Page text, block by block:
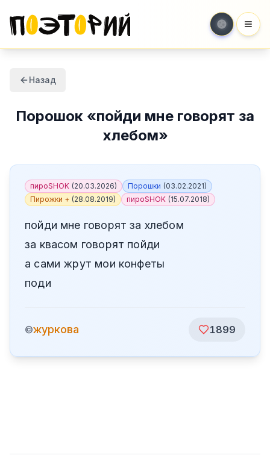
Назад
Порошок «пойди мне говорят за
хлебом»
пироSHOK (20.03.2026) Порошки (03.02.2021)
Пирожки + (28.08.2019) пироSHOK (15.07.2018)
пойди мне говорят за хлебом
за квасом говорят пойди
а сами жрут мои конфеты
поди
©журкова 1899